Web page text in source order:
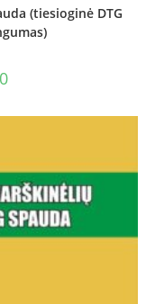
(tiesioginė DTG
Current
price
€356,00.